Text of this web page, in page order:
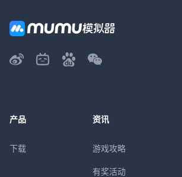
产品
下载
资讯
游戏攻略
有奖活动